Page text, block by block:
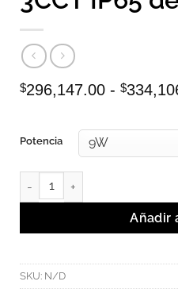
$296,147.00 - $
Potencia
MOLDE - Luminaria LED
Añadir
SKU: N/D